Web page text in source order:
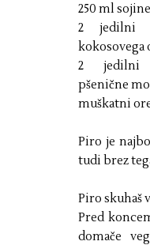
250 ml
2 jedilni
kokosovega
2 jedilni
pšenične
muškatni
Piro je
tudi brez
Piro skuhaš
Pred
domače